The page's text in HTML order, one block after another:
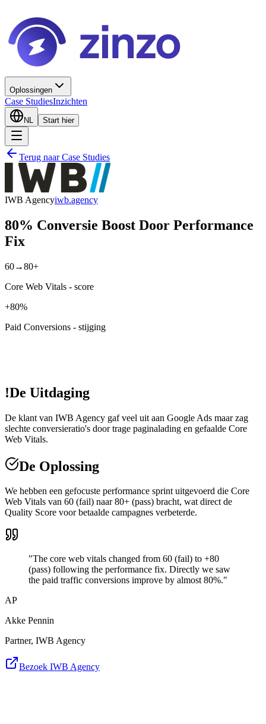
Oplossingen
Case StudiesInzichten
NL Start hier
Terug naar Case Studies
IWB Agencyiwb.agency
80% Conversie Boost Door Performance
Fix
60→80+
Core Web Vitals - score
+80%
Paid Conversions - stijging
!De Uitdaging
De klant van IWB Agency gaf veel uit aan Google Ads maar zag
slechte conversieratio's door trage paginalading en gefaalde Core
Web Vitals.
De Oplossing
We hebben een gefocuste performance sprint uitgevoerd die Core
Web Vitals van 60 (fail) naar 80+ (pass) bracht, wat direct de
Quality Score voor betaalde campagnes verbeterde.
"The core web vitals changed from 60 (fail) to +80
(pass) following the performance fix. Directly we saw
the paid traffic conversions improve by almost 80%."
AP
Akke Pennin
Partner, IWB Agency
Bezoek IWB Agency